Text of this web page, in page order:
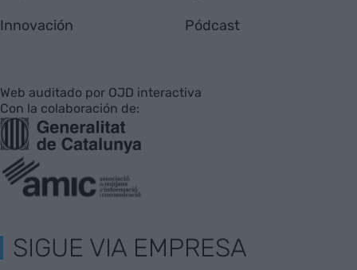
Innovación Pódcast
Web auditado por OJD interactiva
Con la colaboración de:
SIGUE VIA EMPRESA